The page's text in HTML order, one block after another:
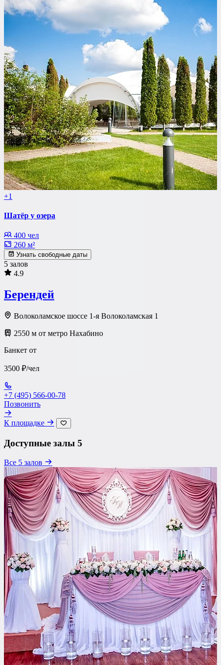
+1
Шатёр у озера
400 чел
260 м²
Узнать свободные даты
5 залов
4.9
Берендей
Волоколамское шоссе 1-я Волоколамская 1
2550 м от метро Нахабино
Банкет от
3500 ₽/чел
+7 (495) 566-00-78
Позвонить
К площадке
Доступные залы 5
Все 5 залов